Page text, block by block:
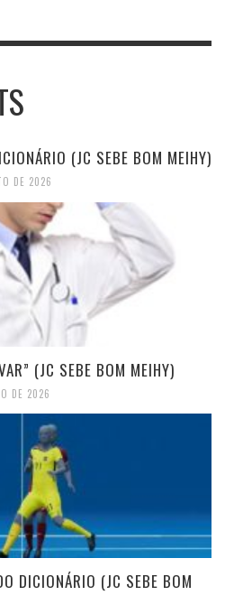
(JC SEBE BOM MEIHY)
DE 2026
(JC SEBE BOM MEIHY)
DE 2026
DICIONÁRIO (JC SEBE BOM